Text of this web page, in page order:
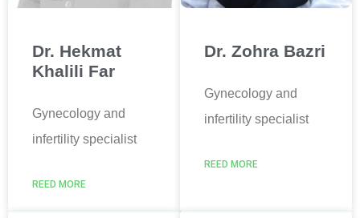
Dr. Hekmat
Khalili Far
Gynecology and
infertility specialist
REED MORE
Dr. Zohra Bazri
Gynecology and
infertility specialist
REED MORE